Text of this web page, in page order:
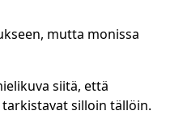
mutta monissa
siitä, että
silloin tällöin.